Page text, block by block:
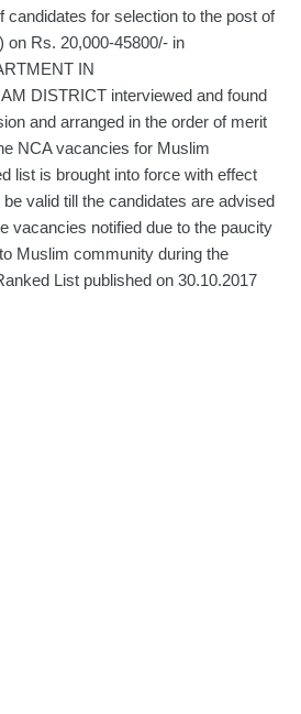
candidates for selection to the post of
Rs. 20,000-45800/- in
IN
DISTRICT interviewed and found
and arranged in the order of merit
NCA vacancies for Muslim
list is brought into force with effect
valid till the candidates are advised
vacancies notified due to the paucity
Muslim community during the
List published on 30.10.2017